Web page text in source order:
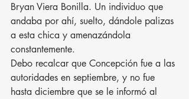
Bryan Viera Bonilla. Un individuo que
andaba por ahí, suelto, dándole palizas
a esta chica y amenazándola
constantemente.
Debo recalcar que Concepción fue a las
autoridades en septiembre, y no fue
hasta diciembre que se le informó al